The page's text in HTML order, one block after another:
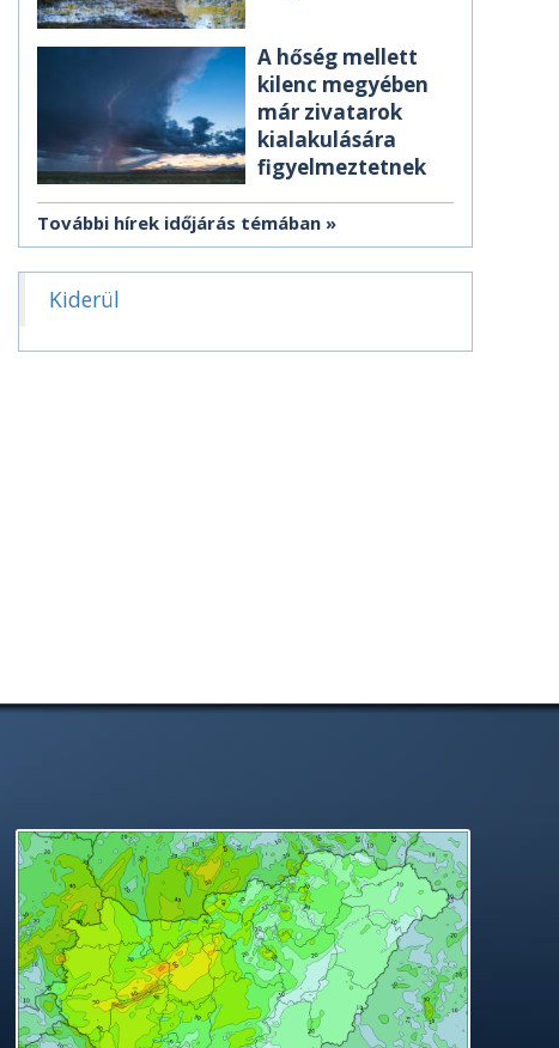
A hőség mellett
kilenc megyében
már zivatarok
kialakulására
figyelmeztetnek
További hírek időjárás témában
Kiderül